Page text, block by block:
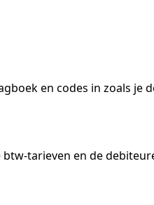
en codes in zoals je
tarieven en de